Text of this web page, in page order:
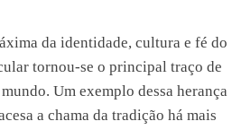
da identidade, cultura e fé do
tornou-se o principal traço de
Um exemplo dessa herança
a chama da tradição há mais